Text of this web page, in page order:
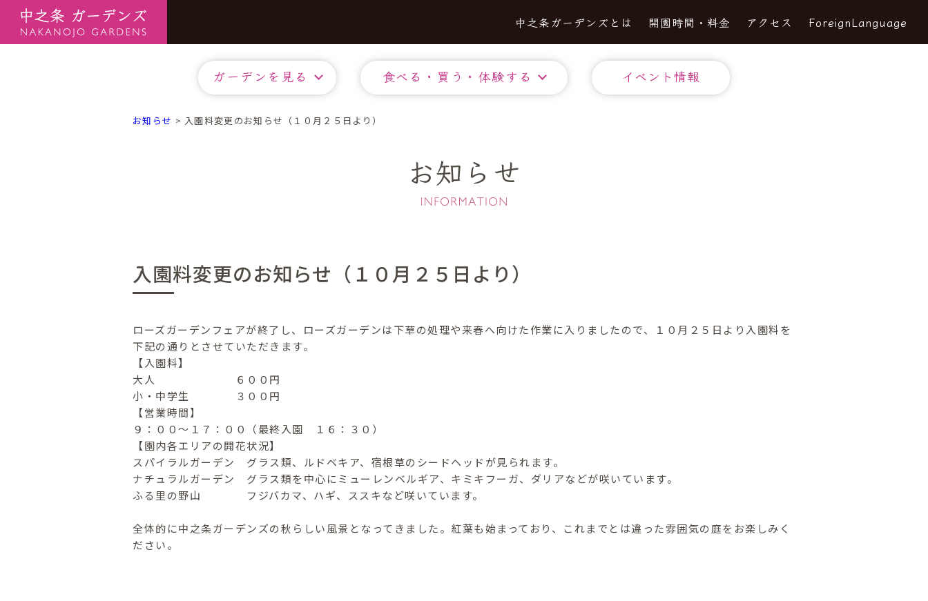
中之条ガーデンズとは 開園時間・料金 アクセス ForeignLanguage
ガーデンを見る 食べる・買う・体験する イベント情報
お知らせ > 入園料変更のお知らせ（１０月２５日より）
お知らせ
入園料変更のお知らせ（１０月２５日より）
ローズガーデンフェアが終了し、ローズガーデンは下草の処理や来春へ向けた作業に入りましたので、１０月２５日より入園料を
下記の通りとさせていただきます。
【入園料】
大人 ６００円
小・中学生 ３００円
【営業時間】
９：００〜１７：００（最終入園 １６：３０）
【園内各エリアの開花状況】
スパイラルガーデン グラス類、ルドベキア、宿根草のシードヘッドが見られます。
ナチュラルガーデン グラス類を中心にミューレンベルギア、キミキフーガ、ダリアなどが咲いています。
ふる里の野山 フジバカマ、ハギ、ススキなど咲いています。
全体的に中之条ガーデンズの秋らしい風景となってきました。紅葉も始まっており、これまでとは違った雰囲気の庭をお楽しみく
ださい。